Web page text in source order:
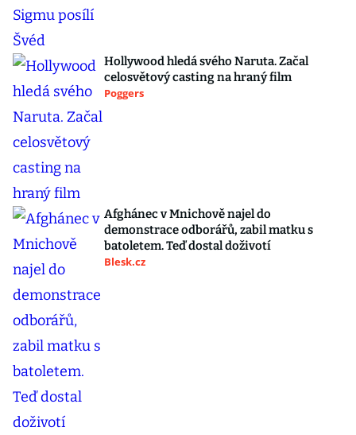
Hollywood hledá svého Naruta. Začal
celosvětový casting na hraný film
Poggers
Afghánec v Mnichově najel do
demonstrace odborářů, zabil matku s
batoletem. Teď dostal doživotí
Blesk.cz